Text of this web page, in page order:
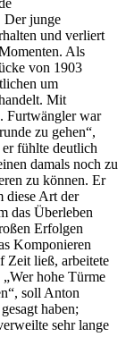
Der junge
und verliert
Als
von 1903
um
Mit
Furtwängler war
zu gehen“,
fühlte deutlich
damals noch zu
zu können. Er
diese Art der
das Überleben
Erfolgen
Komponieren
Zeit ließ, arbeitete
hohe Türme
soll Anton
haben;
sehr lange